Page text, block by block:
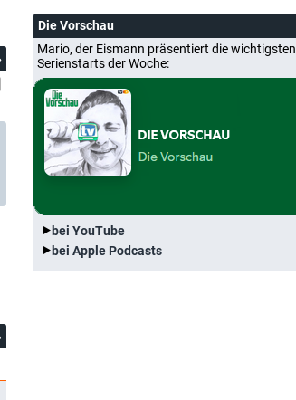
Die Vorschau
Mario, der Eismann präsentiert die wichtigsten
Serienstarts der Woche:
bei YouTube
bei Apple Podcasts